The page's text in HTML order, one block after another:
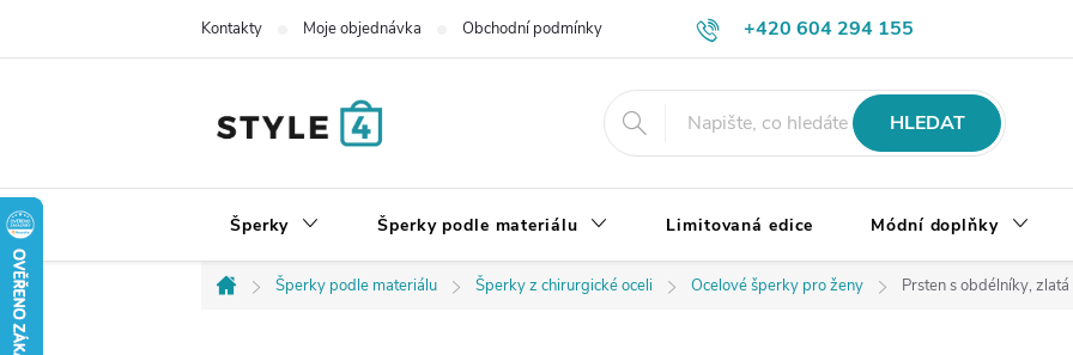
+420 604 294 155
Kontakty Moje objednávka Obchodní podmínky Výměna, vrácení a reklamace zboží
HLEDAT
Šperky Šperky podle materiálu Limitovaná edice Módní doplňky
Domů
Šperky podle materiálu Šperky z chirurgické oceli Ocelové šperky pro ženy Prsten s obdélníky, zlatá